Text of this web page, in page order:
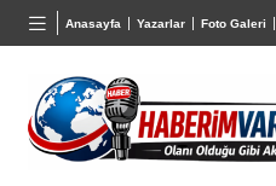
Anasayfa Yazarlar Foto Galeri
BGN
27,9743 %-0,22